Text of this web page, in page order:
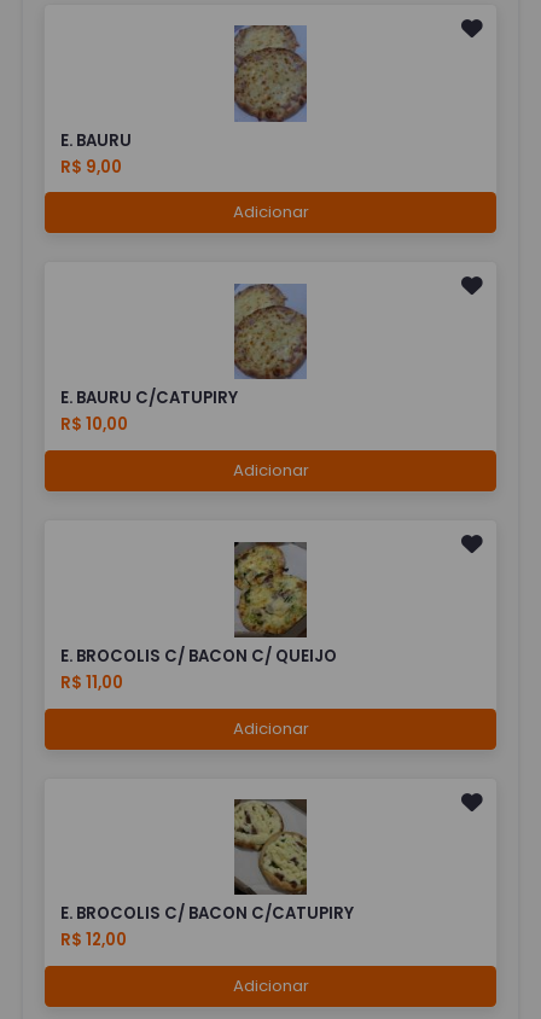
E. BAURU
R$ 9,00
Adicionar
E. BAURU C/CATUPIRY
R$ 10,00
Adicionar
E. BROCOLIS C/ BACON C/ QUEIJO
R$ 11,00
Adicionar
E. BROCOLIS C/ BACON C/CATUPIRY
R$ 12,00
Adicionar